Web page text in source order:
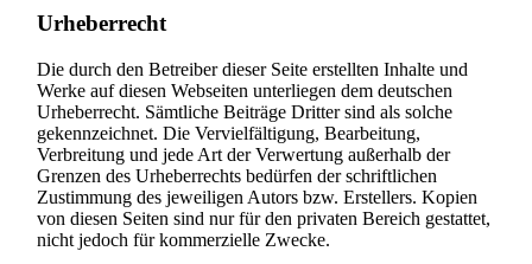
Urheberrecht
Die durch den Betreiber dieser Seite erstellten Inhalte und
Werke auf diesen Webseiten unterliegen dem deutschen
Urheberrecht. Sämtliche Beiträge Dritter sind als solche
gekennzeichnet. Die Vervielfältigung, Bearbeitung,
Verbreitung und jede Art der Verwertung außerhalb der
Grenzen des Urheberrechts bedürfen der schriftlichen
Zustimmung des jeweiligen Autors bzw. Erstellers. Kopien
von diesen Seiten sind nur für den privaten Bereich gestattet,
nicht jedoch für kommerzielle Zwecke.